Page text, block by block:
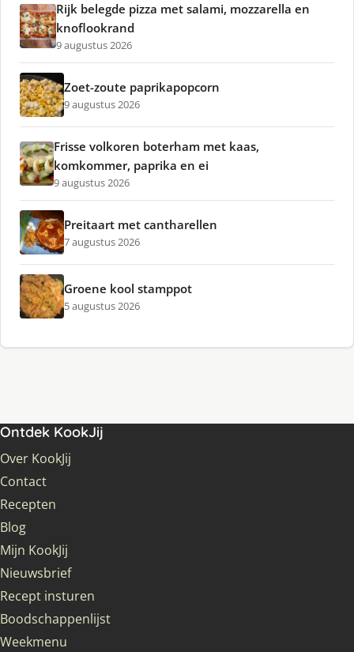
Rijk belegde pizza met salami, mozzarella en
knoflookrand
9 augustus 2026
Zoet-zoute paprikapopcorn
9 augustus 2026
Frisse volkoren boterham met kaas,
komkommer, paprika en ei
9 augustus 2026
Preitaart met cantharellen
7 augustus 2026
Groene kool stamppot
5 augustus 2026
Ontdek KookJij
Over KookJij
Contact
Recepten
Blog
Mijn KookJij
Nieuwsbrief
Recept insturen
Boodschappenlijst
Weekmenu